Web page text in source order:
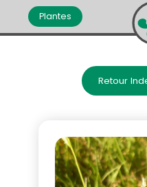
Plantes
Retour